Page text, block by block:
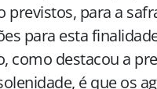
previstos, para a
para esta
como destacou a
é que os